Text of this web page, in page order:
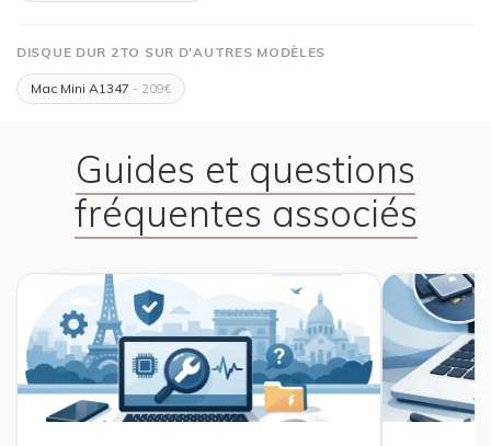
DISQUE DUR 2TO SUR D'AUTRES MODÈLES
Mac Mini A1347 - 209€
Guides et questions
fréquentes associés